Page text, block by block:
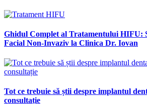
Ghidul Complet al Tratamentului HIFU:
Facial Non-Invaziv la Clinica Dr. Iovan
Tot ce trebuie să știi despre implantul
consultație